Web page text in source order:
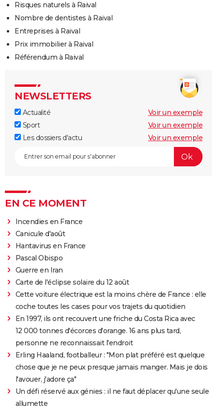
Risques naturels à Raival
Nombre de dentistes à Raival
Entreprises à Raival
Prix immobilier à Raival
Référendum à Raival
NEWSLETTERS
Actualité
Voir un exemple
Sport
Voir un exemple
Les dossiers d'actu
Voir un exemple
EN CE MOMENT
Incendies en France
Canicule d'août
Hantavirus en France
Pascal Obispo
Guerre en Iran
Carte de l'éclipse solaire du 12 août
Cette voiture électrique est la moins chère de France : elle
coche toutes les cases pour vos trajets du quotidien
En 1997, ils ont recouvert une friche du Costa Rica avec
12 000 tonnes d'écorces d'orange. 16 ans plus tard,
personne ne reconnaissait l'endroit
Erling Haaland, footballeur : "Mon plat préféré est quelque
chose que je ne peux presque jamais manger. Mais je dois
l'avouer, j'adore ça"
Un défi réservé aux génies : il ne faut déplacer qu'une seule
allumette